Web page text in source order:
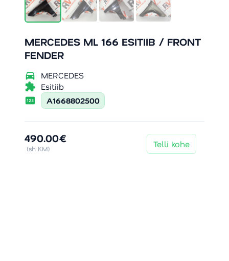
MERCEDES ML 166 ESITIIB / FRONT
FENDER
directions_car MERCEDES
extension Esitiib
pin A1668802500
490.00€
(sh KM) Telli kohe